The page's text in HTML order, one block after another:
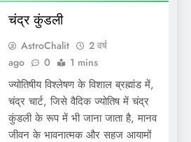
चंद्र कुंडली
AstroChalit
2 वर्ष
ago
0 1 mins
ज्योतिषीय विश्लेषण के विशाल ब्रह्मांड में,
चंद्र चार्ट, जिसे वैदिक ज्योतिष में चंद्र
कुंडली के रूप में भी जाना जाता है, मानव
जीवन के भावनात्मक और सहज आयामों